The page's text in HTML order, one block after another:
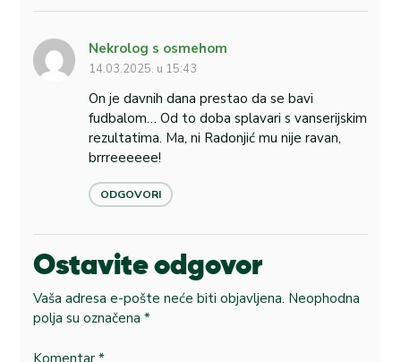
Nekrolog s osmehom
14.03.2025. u 15:43
On je davnih dana prestao da se bavi
fudbalom… Od to doba splavari s vanserijskim
rezultatima. Ma, ni Radonjić mu nije ravan,
brrreeeeee!
ODGOVORI
Ostavite odgovor
Vaša adresa e-pošte neće biti objavljena. Neophodna
polja su označena *
Komentar *